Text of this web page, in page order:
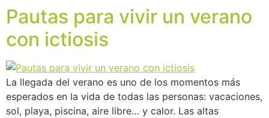
Pautas para vivir un verano
con ictiosis
La llegada del verano es uno de los momentos más
esperados en la vida de todas las personas: vacaciones,
sol, playa, piscina, aire libre… y calor. Las altas